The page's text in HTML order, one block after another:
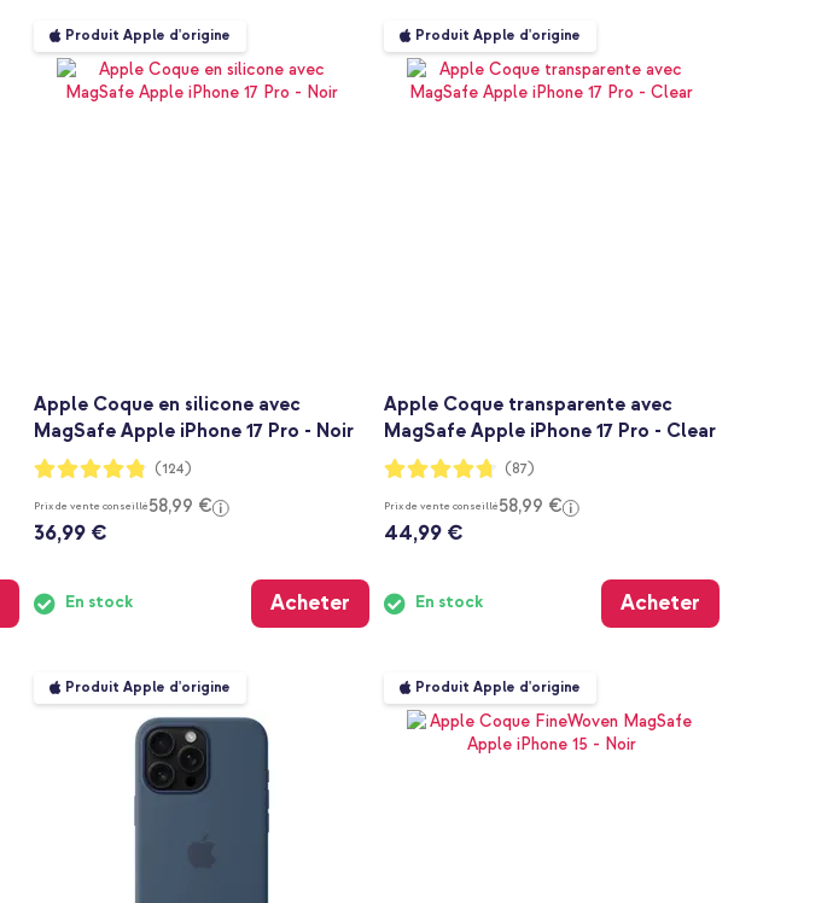
Produit Apple d'origine
Apple Coque en silicone avec
MagSafe Apple iPhone 17 Pro - Noir
Notation:
95%
(124)
Prix de vente conseillé58,99 €
36,99 €
En stock Acheter
Produit Apple d'origine
Apple Coque transparente avec
MagSafe Apple iPhone 17 Pro - Clear
Notation:
94%
(87)
Prix de vente conseillé58,99 €
44,99 €
En stock Acheter
Produit Apple d'origine Produit Apple d'origine